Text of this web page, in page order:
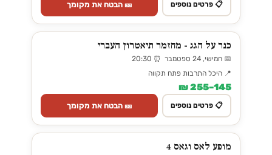
📋 פרטים נוספים 🎫 הבטח את מקומך
כנר על הגג - מחזמר תיאטרון העברי
📅 חמישי, 24 ספטמבר ⏰ 20:30
📍 היכל התרבות פתח תקווה
145–255 ₪
📋 פרטים נוספים 🎫 הבטח את מקומך
מופע לאס וגאס 4